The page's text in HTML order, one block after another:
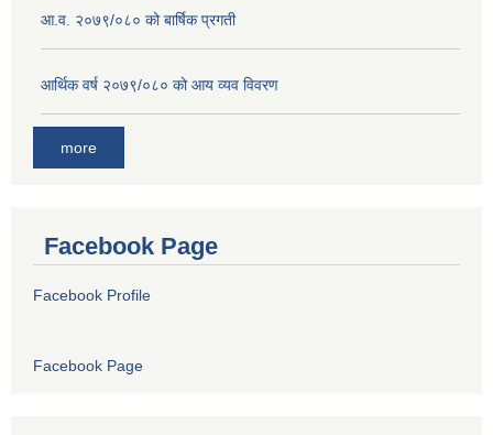
आ.व. २०७९/०८० को बार्षिक प्रगती
आर्थिक वर्ष २०७९/०८० को आय व्यव विवरण
more
Facebook Page
Facebook Profile
Facebook Page